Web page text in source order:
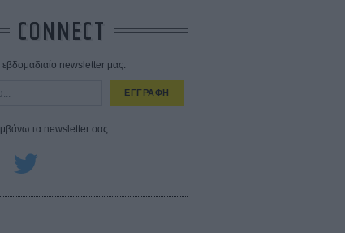
CONNECT
newsletter μας.
ΕΓΓΡΑΦΗ
τα newsletter σας.